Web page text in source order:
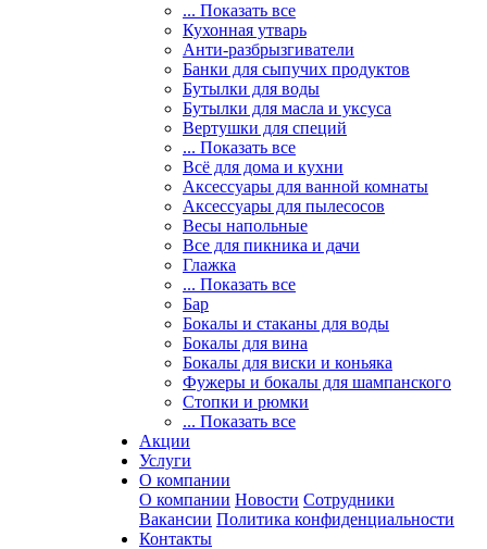
... Показать все
Кухонная утварь
Анти-разбрызгиватели
Банки для сыпучих продуктов
Бутылки для воды
Бутылки для масла и уксуса
Вертушки для специй
... Показать все
Всё для дома и кухни
Аксессуары для ванной комнаты
Аксессуары для пылесосов
Весы напольные
Все для пикника и дачи
Глажка
... Показать все
Бар
Бокалы и стаканы для воды
Бокалы для вина
Бокалы для виски и коньяка
Фужеры и бокалы для шампанского
Стопки и рюмки
... Показать все
Акции
Услуги
О компании
О компании Новости Сотрудники
Вакансии Политика конфиденциальности
Контакты